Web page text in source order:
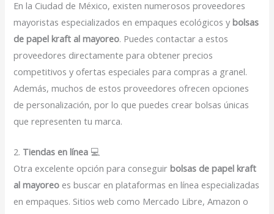
En la Ciudad de México, existen numerosos proveedores
mayoristas especializados en empaques ecológicos ybolsas
de papel kraft al mayoreo. Puedes contactar a estos
proveedores directamente para obtener precios
competitivos y ofertas especiales para compras a granel.
Además, muchos de estos proveedores ofrecen opciones
de personalización, por lo que puedes crear bolsas únicas
que representen tu marca.
2. Tiendas en línea 💻
Otra excelente opción para conseguirbolsas de papel kraft
al mayoreo es buscar en plataformas en línea especializadas
en empaques. Sitios web como Mercado Libre, Amazon o